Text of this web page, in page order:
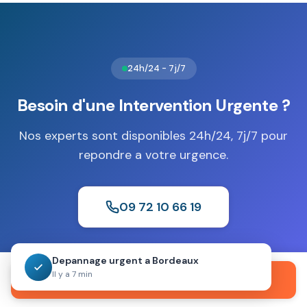
informatiques. La norme EN 1047-1 certifie les niveaux S1
24h/24 - 7j/7
Besoin d'une Intervention Urgente ?
Nos experts sont disponibles 24h/24, 7j/7 pour
repondre a votre urgence.
09 72 10 66 19
Devis gratuit Sans engagement Intervention 30 min
Depannage urgent a Bordeaux
Il y a 7 min